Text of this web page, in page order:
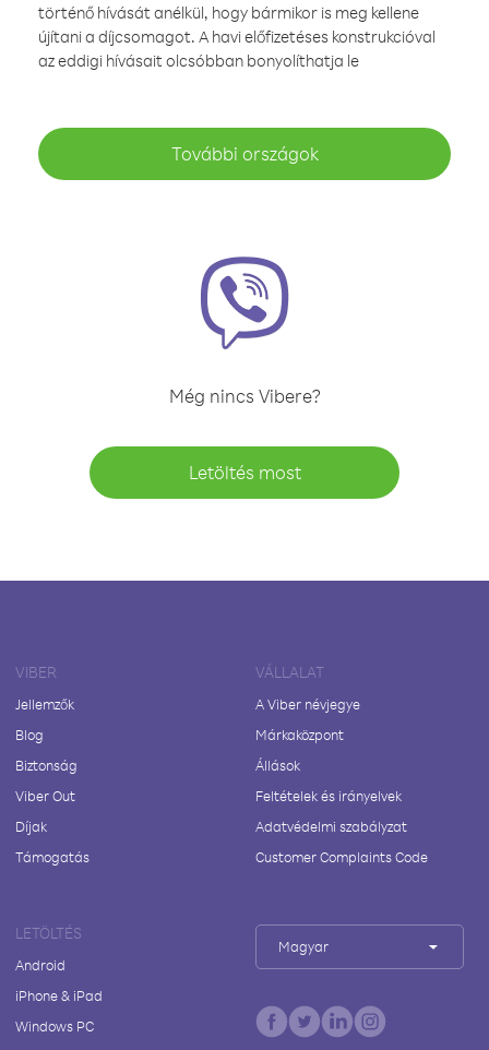
történő hívását anélkül, hogy bármikor is meg kellene
újítani a díjcsomagot. A havi előfizetéses konstrukcióval
az eddigi hívásait olcsóbban bonyolíthatja le
További országok
Még nincs Vibere?
Letöltés most
VIBER
Jellemzők
Blog
Biztonság
Viber Out
Díjak
Támogatás
VÁLLALAT
A Viber névjegye
Márkaközpont
Állások
Feltételek és irányelvek
Adatvédelmi szabályzat
Customer Complaints Code
LETÖLTÉS
Android
iPhone & iPad
Windows PC
Magyar